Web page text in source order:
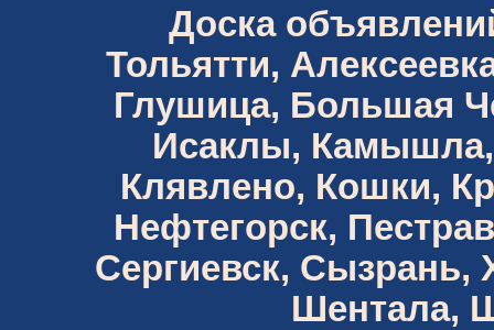
Доска
Тольятти,
Глушица, Большая
Исаклы, Камышла,
Клявлено, Кошки,
Нефтегорск,
Сергиевск,
Шентала,